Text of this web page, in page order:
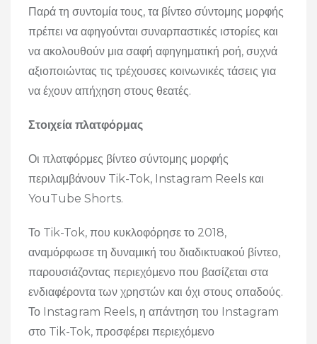
Παρά τη συντομία τους, τα βίντεο σύντομης μορφής
πρέπει να αφηγούνται συναρπαστικές ιστορίες και
να ακολουθούν μια σαφή αφηγηματική ροή, συχνά
αξιοποιώντας τις τρέχουσες κοινωνικές τάσεις για
να έχουν απήχηση στους θεατές.
Στοιχεία πλατφόρμας
Οι πλατφόρμες βίντεο σύντομης μορφής
περιλαμβάνουν Tik-Tok, Instagram Reels και
YouTube Shorts.
Το Tik-Tok, που κυκλοφόρησε το 2018,
αναμόρφωσε τη δυναμική του διαδικτυακού βίντεο,
παρουσιάζοντας περιεχόμενο που βασίζεται στα
ενδιαφέροντα των χρηστών και όχι στους οπαδούς.
Το Instagram Reels, η απάντηση του Instagram
στο Tik-Tok, προσφέρει περιεχόμενο